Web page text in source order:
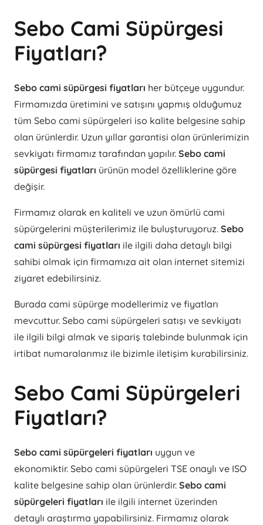
Sebo Cami Süpürgesi
Fiyatları?
Sebo cami süpürgesi fiyatları her bütçeye uygundur.
Firmamızda üretimini ve satışını yapmış olduğumuz
tüm Sebo cami süpürgeleri iso kalite belgesine sahip
olan ürünlerdir. Uzun yıllar garantisi olan ürünlerimizin
sevkiyatı firmamız tarafından yapılır. Sebo cami
süpürgesi fiyatları ürünün model özelliklerine göre
değişir.
Firmamız olarak en kaliteli ve uzun ömürlü cami
süpürgelerini müşterilerimiz ile buluşturuyoruz. Sebo
cami süpürgesi fiyatları ile ilgili daha detaylı bilgi
sahibi olmak için firmamıza ait olan internet sitemizi
ziyaret edebilirsiniz.
Burada cami süpürge modellerimiz ve fiyatları
mevcuttur. Sebo cami süpürgeleri satışı ve sevkiyatı
ile ilgili bilgi almak ve sipariş talebinde bulunmak için
irtibat numaralarımız ile bizimle iletişim kurabilirsiniz.
Sebo Cami Süpürgeleri
Fiyatları?
Sebo cami süpürgeleri fiyatları uygun ve
ekonomiktir. Sebo cami süpürgeleri TSE onaylı ve ISO
kalite belgesine sahip olan ürünlerdir. Sebo cami
süpürgeleri fiyatları ile ilgili internet üzerinden
detaylı araştırma yapabilirsiniz. Firmamız olarak